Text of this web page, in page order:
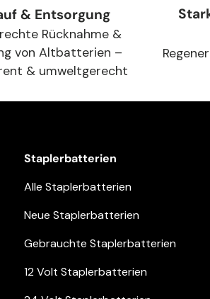
& Entsorgung
Rücknahme &
von Altbatterien –
& umweltgerecht
Staplerbatterien
Alle Staplerbatterien
Neue Staplerbatterien
Gebrauchte Staplerbatterien
12 Volt Staplerbatterien